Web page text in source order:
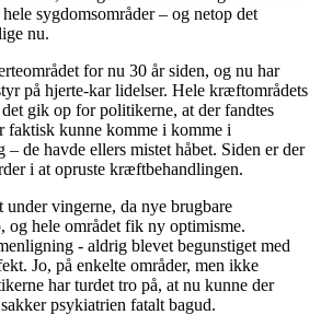
sygdomsområder – og netop det
nu.
for nu 30 år siden, og nu har
på hjerte-kar lidelser. Hele kræftområdets
gik op for politikerne, at der fandtes
faktisk kunne komme i komme i
de havde ellers mistet håbet. Siden er der
i at opruste kræftbehandlingen.
vingerne, da nye brugbare
og hele området fik ny optimisme.
- aldrig blevet begunstiget med
Jo, på enkelte områder, men ikke
har turdet tro på, at nu kunne der
psykiatrien fatalt bagud.